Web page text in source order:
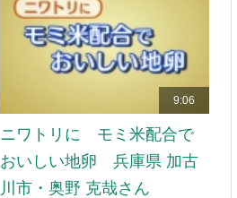
9:06
ニワトリに モミ米配合で
おいしい地卵 兵庫県 加古
川市・奥野 克哉さん